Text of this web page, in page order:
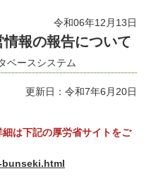
令和06年12月13日
報の報告について
ベースシステム
更新日：令和7年6月20日
は下記の厚労省サイトをご